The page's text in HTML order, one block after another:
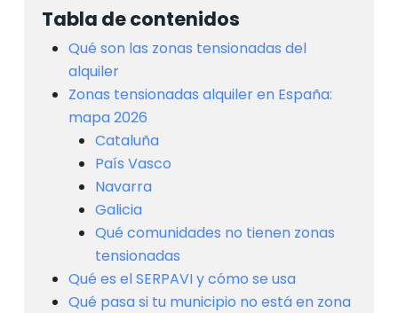
Tabla de contenidos
Qué son las zonas tensionadas del
alquiler
Zonas tensionadas alquiler en España:
mapa 2026
Cataluña
País Vasco
Navarra
Galicia
Qué comunidades no tienen zonas
tensionadas
Qué es el SERPAVI y cómo se usa
Qué pasa si tu municipio no está en zona